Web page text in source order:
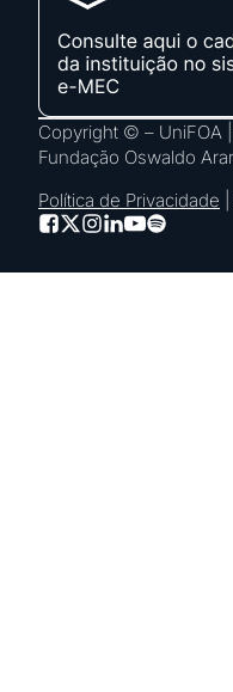
Copyright © – UniFOA
Fundação Oswaldo
Política de Privacidade